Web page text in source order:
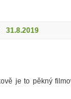
31.8.2019
je to pěkný